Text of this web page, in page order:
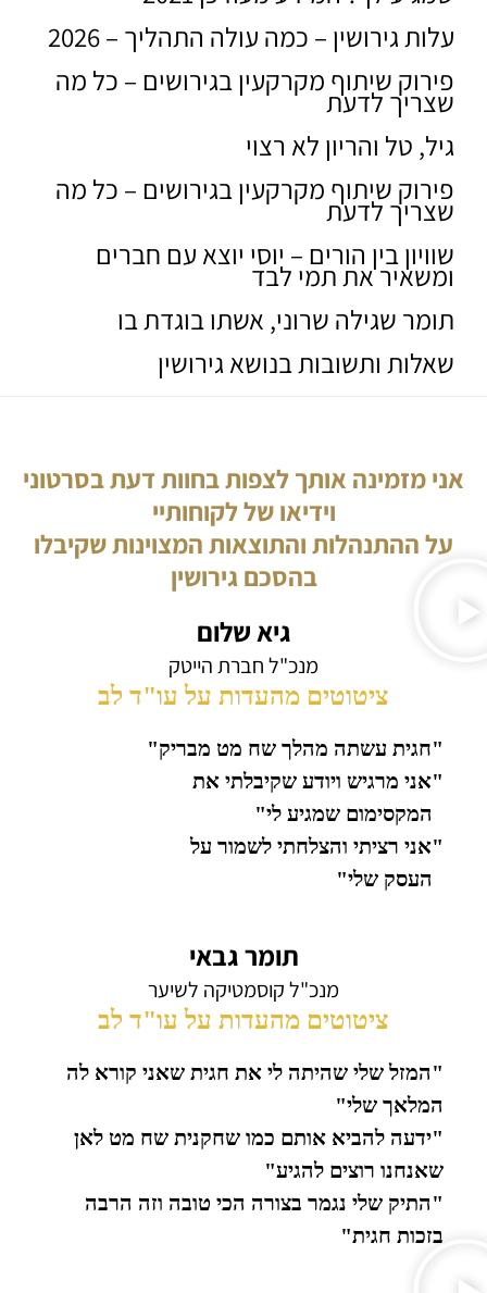
עלות גירושין – כמה עולה התהליך – 2026
פירוק שיתוף מקרקעין בגירושים – כל מה
שצריך לדעת
גיל, טל והריון לא רצוי
פירוק שיתוף מקרקעין בגירושים – כל מה
שצריך לדעת
שוויון בין הורים – יוסי יוצא עם חברים
ומשאיר את תמי לבד
תומר שגילה שרוני, אשתו בוגדת בו
שאלות ותשובות בנושא גירושין
אני מזמינה אותך לצפות בחוות דעת בסרטוני
וידיאו של לקוחותיי
על ההתנהלות והתוצאות המצוינות שקיבלו
בהסכם גירושין
גיא שלום
מנכ"ל חברת הייטק
ציטוטים מהעדות על עו"ד לב
"חגית עשתה מהלך שח מט מבריק"
"אני מרגיש ויודע שקיבלתי את
המקסימום שמגיע לי"
"אני רציתי והצלחתי לשמור על
העסק שלי"
תומר גבאי
מנכ"ל קוסמטיקה לשיער
ציטוטים מהעדות על עו"ד לב
"המזל שלי שהיתה לי את חגית שאני קורא לה
המלאך שלי"
"ידעה להביא אותם כמו שחקנית שח מט לאן
שאנחנו רוצים להגיע"
"התיק שלי נגמר בצורה הכי טובה וזה הרבה
בזכות חגית"